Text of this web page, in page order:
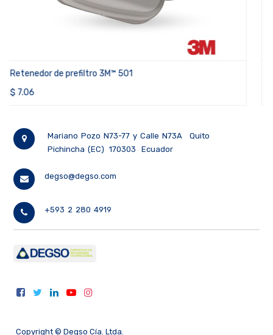
Retenedor de prefiltro 3M™ 501 (caja de 10 pares)
$50.59
Mariano Pozo N73-77 y Calle N73A
Quito
Pichincha (EC)
170303 Ecuador
degso@degso.com
+593 2 280 4919
Copyright © Degso Cía. Ltda.